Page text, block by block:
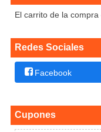
El carrito de la
Redes Sociales
Facebook
Cupones